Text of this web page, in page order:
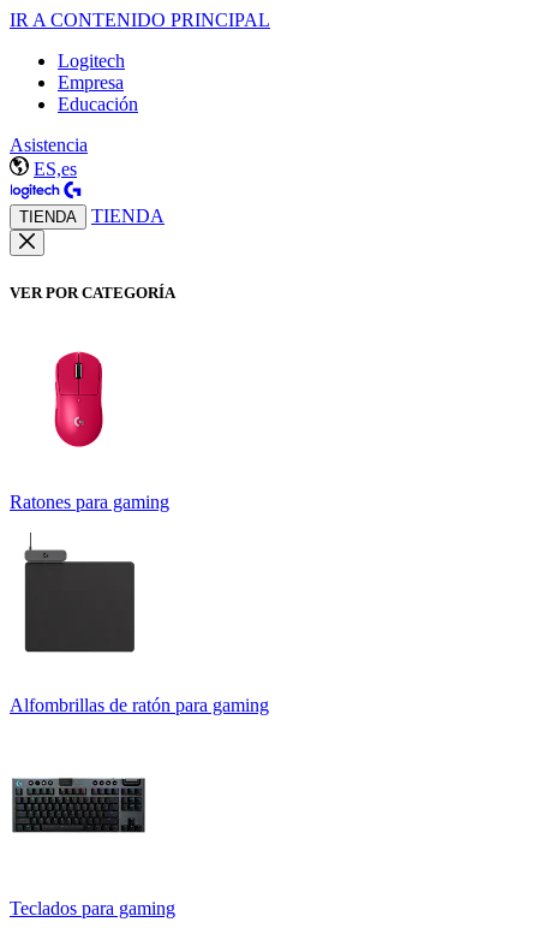
IR A CONTENIDO PRINCIPAL
Logitech
Empresa
Educación
Asistencia
ES,es
TIENDA TIENDA
VER POR CATEGORÍA
Ratones para gaming
Alfombrillas de ratón para gaming
Teclados para gaming